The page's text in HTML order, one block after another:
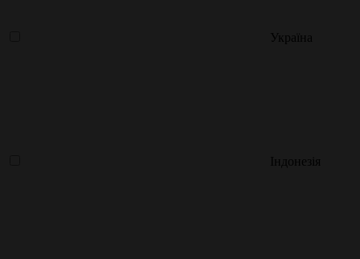
Україна
Індонезія